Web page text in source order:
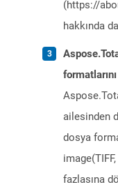
(https://
hakkında
ailesinden
dosya
fazlasına